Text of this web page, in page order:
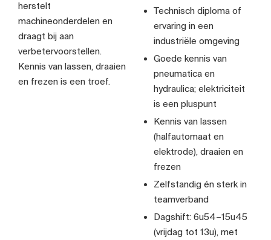
herstelt
machineonderdelen en
draagt bij aan
verbetervoorstellen.
Kennis van lassen, draaien
en frezen is een troef.
Technisch diploma of
ervaring in een
industriële omgeving
Goede kennis van
pneumatica en
hydraulica; elektriciteit
is een pluspunt
Kennis van lassen
(halfautomaat en
elektrode), draaien en
frezen
Zelfstandig én sterk in
teamverband
Dagshift: 6u54–15u45
(vrijdag tot 13u), met